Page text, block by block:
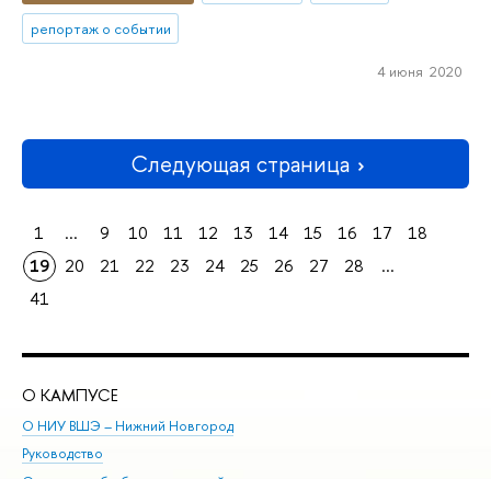
репортаж о событии
4 июня 2020
Следующая страница
1 ... 9 10 11 12 13 14 15 16 17
18
19
20 21 22 23 24 25 26 27 28
...
41
О КАМПУСЕ
О НИУ ВШЭ – Нижний Новгород
Руководство